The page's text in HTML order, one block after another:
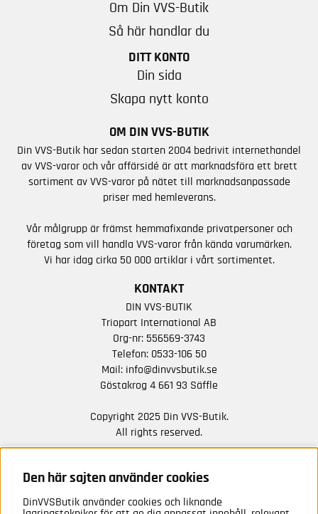
Om Din VVS-Butik
Så här handlar du
DITT KONTO
Din sida
Skapa nytt konto
OM DIN VVS-BUTIK
Din VVS-Butik har sedan starten 2004 bedrivit internethandel
av VVS-varor och vår affärsidé är att marknadsföra ett brett
sortiment av VVS-varor på nätet till marknadsanpassade
priser med hemleverans.
Vår målgrupp är främst hemmafixande privatpersoner och
företag som vill handla VVS-varor från kända varumärken.
Vi har idag cirka 50 000 artiklar i vårt sortimentet.
KONTAKT
DIN VVS-BUTIK
Triopart International AB
Org-nr: 556569-3743
Telefon: 0533-106 50
Mail: info@dinvvsbutik.se
Göstakrog 4 661 93 Säffle
Copyright 2025 Din VVS-Butik.
All rights reserved.
NYHETER FRÅN OSS
Den här sajten använder cookies
DinVVSButik använder cookies och liknande